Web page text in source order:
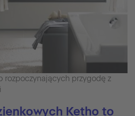
rozpoczynających przygodę z
Ketho to